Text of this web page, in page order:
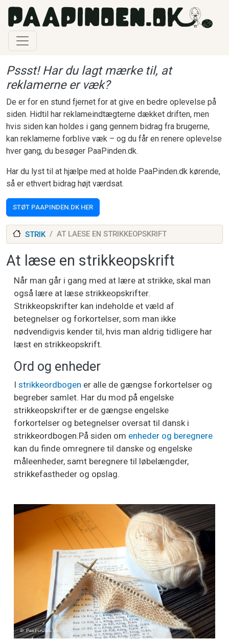
Gå til hovedindhold
Pssst! Har du lagt mærke til, at
reklamerne er væk?
De er for en stund fjernet for at give en bedre oplevelse på
siden. Hidtil har reklameindtægterne dækket driften, men
hvis siden kan holdes i gang gennem bidrag fra brugerne,
kan reklamerne forblive væk – og du får en renere oplevelse
hver gang, du besøger PaaPinden.dk.
Har du lyst til at hjælpe med at holde PaaPinden.dk kørende,
så er ethvert bidrag højt værdsat.
STØT PAAPINDEN.DK HER
STRIK AT LAESE EN STRIKKEOPSKRIFT
At læse en strikkeopskrift
Når man går i gang med at lære at strikke, skal man
også lære at læse strikkeopskrifter.
Strikkeopskrifter kan indeholde et væld af
betegnelser og forkortelser, som man ikke
nødvendigvis kender til, hvis man aldrig tidligere har
læst en strikkeopskrift.
Ord og enheder
I strikkeordbogen er alle de gængse forkortelser og
begreber samlet. Har du mod på engelske
strikkeopskrifter er de gængse engelske
forkortelser og betegnelser oversat til dansk i
strikkeordbogen.På siden om enheder og beregnere
kan du finde omregnere til danske og engelske
måleenheder, samt beregnere til løbelængder,
strikkefastheder og opslag.